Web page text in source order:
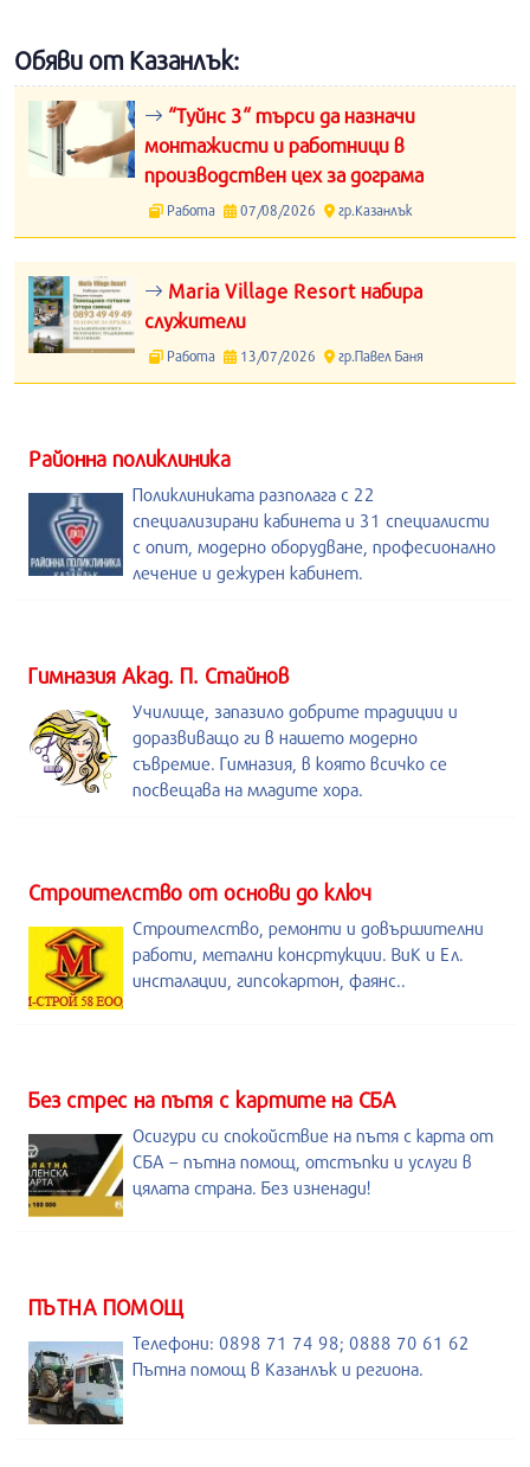
Обяви от Казанлък:
“Туйнс 3“ търси да назначи
монтажисти и работници в
производствен цех за дограма
Работа 07/08/2026 гр.Казанлък
Maria Village Resort набира
служители
Работа 13/07/2026 гр.Павел Баня
Районна поликлиника
Поликлиниката разполага с 22
специализирани кабинета и 31 специалисти
с опит, модерно оборудване, професионално
лечение и дежурен кабинет.
Гимназия Акад. П. Стайнов
Училище, запазило добрите традиции и
доразвиващо ги в нашето модерно
съвремие. Гимназия, в която всичко се
посвещава на младите хора.
Строителство от основи до ключ
Строителство, ремонти и довършителни
работи, метални консртукции. ВиК и Ел.
инсталации, гипсокартон, фаянс..
Без стрес на пътя с картите на СБА
Осигури си спокойствие на пътя с карта от
СБА – пътна помощ, отстъпки и услуги в
цялата страна. Без изненади!
ПЪТНА ПОМОЩ
Телефони: 0898 71 74 98; 0888 70 61 62
Пътна помощ в Казанлък и региона.